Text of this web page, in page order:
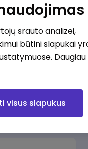
srauto analizei,
būtini slapukai
Daugiau
visus slapukus